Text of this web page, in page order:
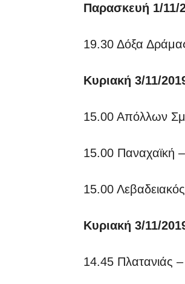
Παρασκευή 1/11/
19.30 Δόξα
Κυριακή 3/11/
15.00 Απόλλων
15.00 Παναχαϊκή
15.00
Κυριακή 3/11/
14.45 Πλατανιάς